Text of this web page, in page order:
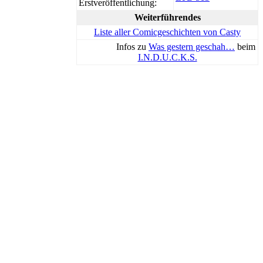
Erstveröffentlichung:
Weiterführendes
Liste aller Comicgeschichten von Casty
Infos zu Was gestern geschah… beim
I.N.D.U.C.K.S.